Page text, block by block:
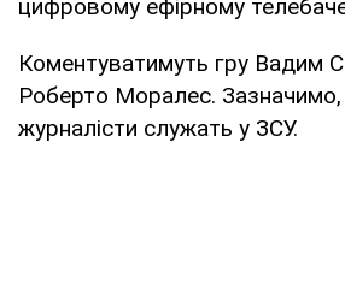
цифровому ефірному
Коментуватимуть гру Вадим
Роберто Моралес.
журналісти служать у ЗСУ.